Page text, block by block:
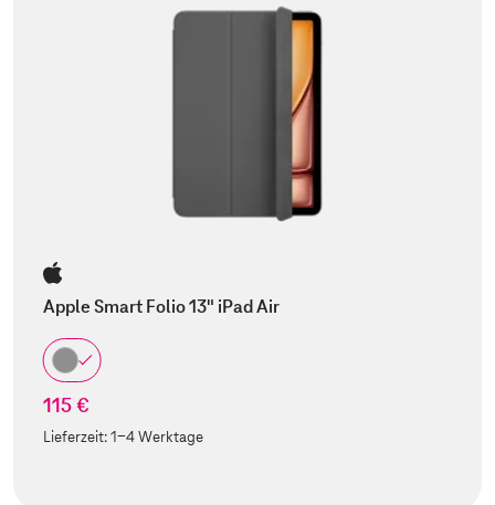
Apple Smart Folio 13" iPad Air
115 €
Lieferzeit:1-4 Werktage